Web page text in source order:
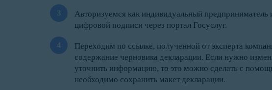
Авторизуемся как индивидуальный
цифровой подписи через портал Госуслуг.
Переходим по ссылке, полученной от эксперта
содержание черновика декларации. Если нужно
уточнить информацию, то это можно сделать с
необходимо сохранить макет декларации.